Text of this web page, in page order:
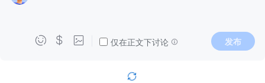
   仅在正文下讨论 发布
